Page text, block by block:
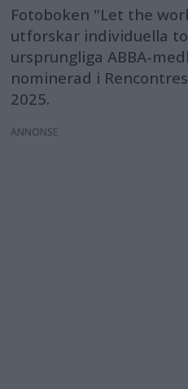
Fotoboken "Let the
utforskar individuella
ursprungliga ABBA-
nominerad i
2025.
ANNONS